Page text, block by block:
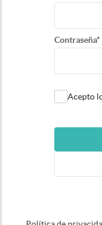
Contraseña*
Acepto